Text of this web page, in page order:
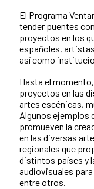
El Programa
tender puentes
proyectos en los
españoles,
así como
Hasta el
proyectos en las
artes escénicas,
Algunos ejemplos
promueven la
en las diversas
regionales que
distintos países y
audiovisuales
entre otros.